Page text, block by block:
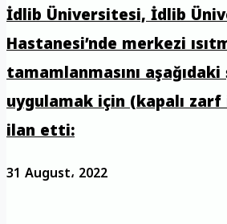
İdlib Üniversitesi, İdlib
Hastanesi’nde merkezi
tamamlanmasını
uygulamak için (kapalı
ilan etti:
31 August، 2022